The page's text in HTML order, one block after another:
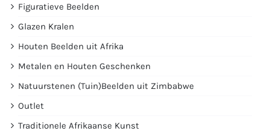
Figuratieve Beelden
Glazen Kralen
Houten Beelden uit Afrika
Metalen en Houten Geschenken
Natuurstenen (Tuin)Beelden uit Zimbabwe
Outlet
Traditionele Afrikaanse Kunst